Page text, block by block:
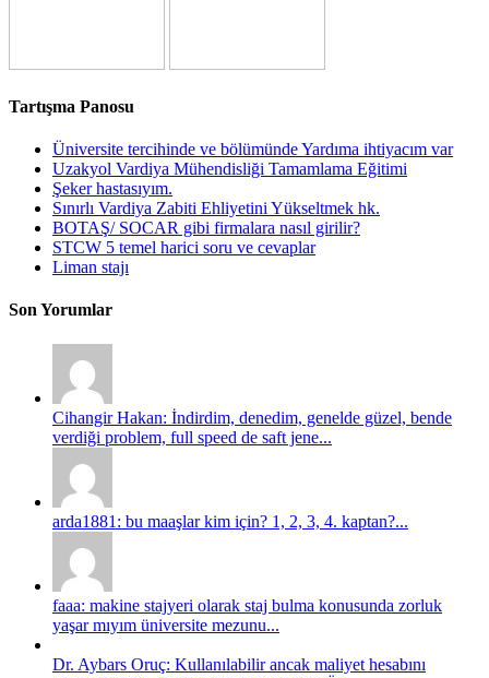
Tartışma Panosu
Üniversite tercihinde ve bölümünde Yardıma ihtiyacım var
Uzakyol Vardiya Mühendisliği Tamamlama Eğitimi
Şeker hastasıyım.
Sınırlı Vardiya Zabiti Ehliyetini Yükseltmek hk.
BOTAŞ/ SOCAR gibi firmalara nasıl girilir?
STCW 5 temel harici soru ve cevaplar
Liman stajı
Son Yorumlar
Cihangir Hakan: İndirdim, denedim, genelde güzel, bende
verdiği problem, full speed de saft jene...
arda1881: bu maaşlar kim için? 1, 2, 3, 4. kaptan?...
faaa: makine stajyeri olarak staj bulma konusunda zorluk
yaşar mıyım üniversite mezunu...
Dr. Aybars Oruç: Kullanılabilir ancak maliyet hesabını